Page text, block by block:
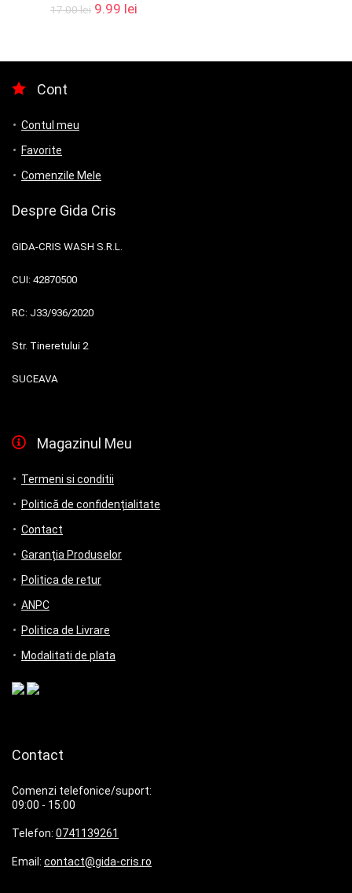
17.00lei 9.99 lei
Cont
Contul meu
Favorite
Comenzile Mele
Despre Gida Cris
GIDA-CRIS WASH S.R.L.
CUI: 42870500
RC: J33/936/2020
Str. Tineretului 2
SUCEAVA
Magazinul Meu
Termeni si conditii
Politică de confidențialitate
Contact
Garanția Produselor
Politica de retur
ANPC
Politica de Livrare
Modalitati de plata
Contact
Comenzi telefonice/suport:
09:00 - 15:00
Telefon: 0741139261
Email: contact@gida-cris.ro